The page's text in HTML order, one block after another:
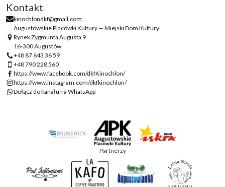
Kontakt
kinochlondkf@gmail.com
Augustowskie Placówki Kultury — Miejski Dom Kultury
Rynek Zygmunta Augusta 9
16-300 Augustów
+48 87 643 36 59
+48 790 228 560
https://www.facebook.com/dkfKinochlon/
https://www.instagram.com/dkfkinochlon/
Dołącz do kanału na WhatsApp
Partnerzy